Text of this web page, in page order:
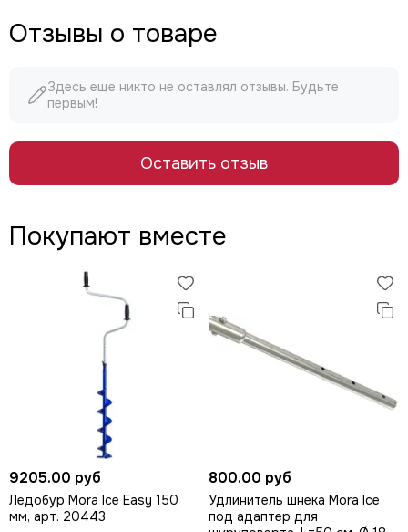
Отзывы о товаре
Здесь еще никто не оставлял отзывы. Будьте
первым!
Оставить отзыв
Покупают вместе
9205.00 руб
Ледобур Mora Ice Easy 150
мм, арт. 20443
800.00 руб
Удлинитель шнека Mora Ice
под адаптер для